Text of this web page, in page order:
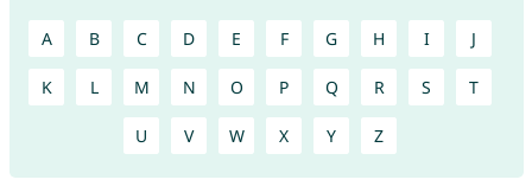
A B C D E F G H I J
K L M N O P Q R S T
U V W X Y Z